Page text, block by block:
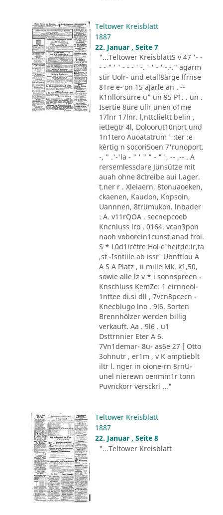
Teltower Kreisblatt
1887
22. Januar , Seite 7
"...Teltower KreisblattS v 47 '- -
- - " ' ' - - - ' -. ' ' - ' -.-." agarm
stir Uolr- und etall8ärge lfrnse
8Tre e- on 15 äJarle an . --
K1nllorsürre u" un 95 P1. . un .
Isertie 8üre ulir unen o1me
17lnr 17lnr. l,nttclieltt belin ,
ietIegtr 4l, Doloorut10nort und
1n1tero Auoatatrum ' :ter :e
kèrtig n socori5oen 7'runoport.
-, " .'-'la - " ' " " - " ', -- ,-- . A
rersemlessdare Jünsütze mit
auah ohne 8ctreibe aui l.ager.
t.ner r . Xleiaern, 8tonuaoeken,
ckaenen, Kaudon, Knpsoin,
Uannnen, 8trümukon. lnbader
: A. v11rQOA . secnepcoeb
Kncnluss lro . 0164. vcan3pon
naoh voborein1cunst anad froi.
S * L0d1ic´ctre Hol e'heitde:ir,ta
,st -Isntiile ab issr' Ubnftlou A
A S A Platz , ii mille Mk. k1,50,
sowie alle lz v * i sonnspreen -
Knschluss KemZe: 1 eirnneol-
1nttee di.si dll , 7vcn8pcecn -
Knecblugo lno . 9l6. Sorten
Brennhölzer werden billig
verkauft. Aa . 9l6 . u1
Dsttrnnier Eter A 6.
7Vn1demar- 8u- as6e 27 [ Otto
3ohnutr , er1m , v K amptieblt
iltr l. nger in oione-rn 8rnU-
unel nierewn oenmm1r tonn
Puvnckorr versckri ..."
Teltower Kreisblatt
1887
22. Januar , Seite 8
"...Teltower Kreisblatt